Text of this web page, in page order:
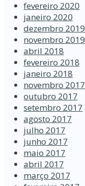
fevereiro 2020
janeiro 2020
dezembro 2019
novembro 2019
abril 2018
fevereiro 2018
janeiro 2018
novembro 2017
outubro 2017
setembro 2017
agosto 2017
julho 2017
junho 2017
maio 2017
abril 2017
março 2017